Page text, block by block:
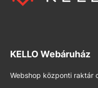
KELLO Webáruház
Webshop központi raktár